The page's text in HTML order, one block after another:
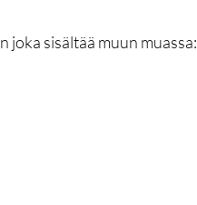
sisältää muun muassa: